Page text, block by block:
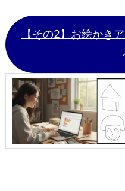
【その2】お絵かき